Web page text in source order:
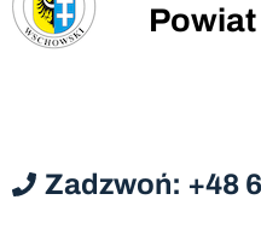
Zadzwoń: +48